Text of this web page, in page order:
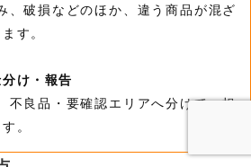
破損などのほか、違う商品が混ざ
す。
け・報告
良品・要確認エリアへ分けて、担
。